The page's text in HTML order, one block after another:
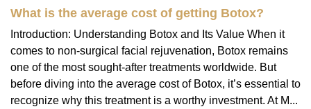
What is the average cost of getting Botox?
Introduction: Understanding Botox and Its Value When it
comes to non-surgical facial rejuvenation, Botox remains
one of the most sought-after treatments worldwide. But
before diving into the average cost of Botox, it’s essential to
recognize why this treatment is a worthy investment. At M...